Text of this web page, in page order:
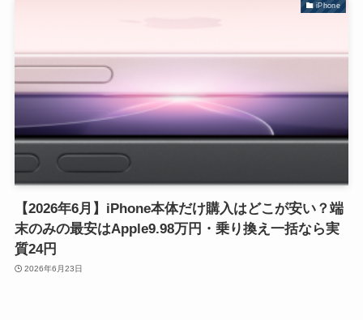
iPhone
【2026年6月】iPhone本体だけ購入はどこが安い？端
末のみの最安はApple9.98万円・乗り換え一括なら実
質24円
2026年6月23日